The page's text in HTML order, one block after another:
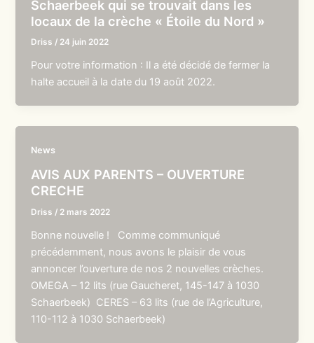
Schaerbeek qui se trouvait dans les
locaux de la crèche « Étoile du Nord »
Driss / 24 juin 2022
Pour votre information : Il a été décidé de fermer la
halte accueil à la date du 19 août 2022.
News
AVIS AUX PARENTS – OUVERTURE
CRECHE
Driss / 2 mars 2022
Bonne nouvelle ! Comme communiqué
précédemment, nous avons le plaisir de vous
annoncer l’ouverture de nos 2 nouvelles crèches.
OMEGA – 12 lits (rue Gaucheret, 145-147 à 1030
Schaerbeek) CERES – 63 lits (rue de l’Agriculture,
110-112 à 1030 Schaerbeek)